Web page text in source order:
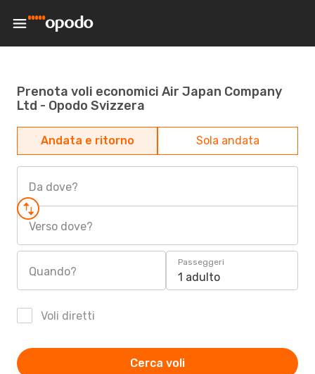
Prenota voli economici Air Japan Company
Ltd - Opodo Svizzera
Andata e ritorno Sola andata
Da dove?
Verso dove?
Quando?
Passeggeri
1 adulto
Voli diretti
Cerca voli